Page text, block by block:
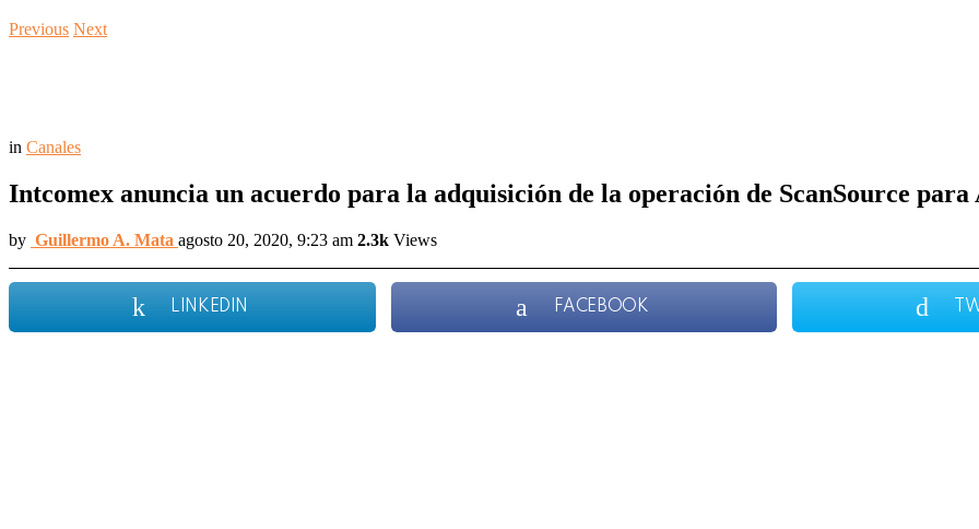
Previous Next
in Canales
Intcomex anuncia un acuerdo para la adquisición de la operación de ScanSource
by Guillermo A. Mata agosto 20, 2020, 9:23 am 2.3k Views
LINKEDIN FACEBOOK